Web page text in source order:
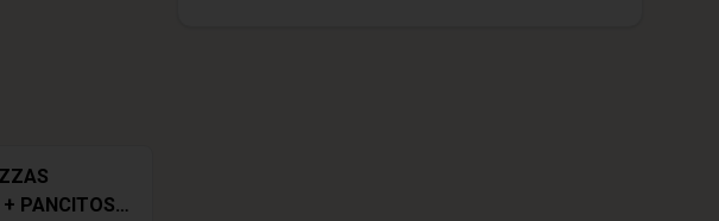
PANCITOS